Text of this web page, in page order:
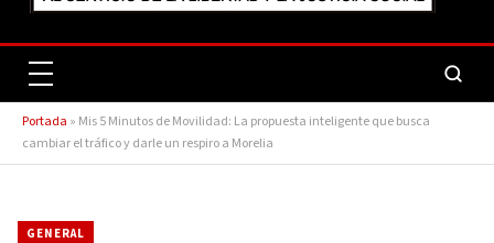
Portada » Mis 5 Minutos de Movilidad: La propuesta inteligente que busca
cambiar el tráfico y darle un respiro a Morelia
GENERAL